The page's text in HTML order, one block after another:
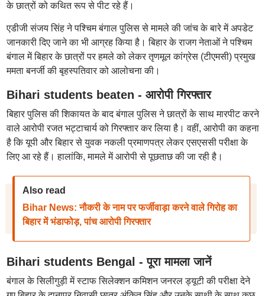
के छात्रों को कथित रूप से पीट रहे हैं।
एडीजी संजय सिंह ने पश्चिम बंगाल पुलिस से मामले की जांच के बारे में अपडेट
जानकारी दिए जाने का भी आग्रह किया है। बिहार के राजग नेताओं ने पश्चिम
बंगाल में बिहार के छात्रों पर हमले को लेकर तृणमूल कांग्रेस (टीएमसी) प्रमुख
ममता बनर्जी की बृहस्पतिवार को आलोचना की।
Bihari students beaten - आरोपी गिरफ्तार
बिहार पुलिस की शिकायत के बाद बंगाल पुलिस ने छात्रों के साथ मारपीट करने
वाले आरोपी रजत भट्टाचार्य को गिरफ्तार कर लिया है। वहीं, आरोपी का कहना
है कि यूपी और बिहार से युवक नकली प्रमाणपत्र लेकर एसएससी परीक्षा के
लिए आ रहे हैं। हालांकि, मामले में आरोपी से पूछताछ की जा रही है।
Also read
Bihar News: नौकरी के नाम पर फर्जीवाड़ा करने वाले गिरोह का
बिहार में भंडाफोड़, पांच आरोपी गिरफ्तार
Bihari students Bengal - पूरा मामला जानें
बंगाल के सिलीगुड़ी में स्टाफ सिलेक्शन कमिशन जनरल ड्यूटी की परीक्षा देने